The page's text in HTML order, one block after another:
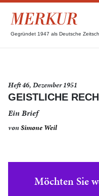
Gegründet 1947 als Deutsche
Heft 46, Dezember 1951
GEISTLICHE
Ein Brief
vonSimone Weil
Möchten Sie